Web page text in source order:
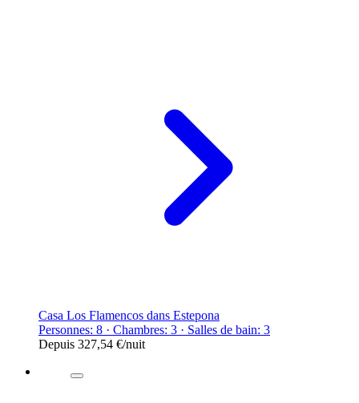
Casa Los Flamencos dans Estepona
Personnes: 8 · Chambres: 3 · Salles de bain: 3
Depuis 327,54 €/nuit